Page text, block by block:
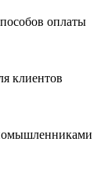
оплаты
клиентов